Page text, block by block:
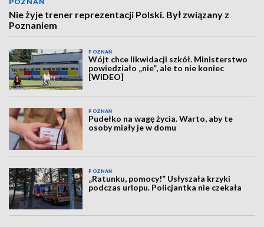
Nie żyje trener reprezentacji Polski. Był związany z
Poznaniem
POZNAŃ
Wójt chce likwidacji szkół. Ministerstwo
powiedziało „nie”, ale to nie koniec
[WIDEO]
POZNAŃ
Pudełko na wagę życia. Warto, aby te
osoby miały je w domu
POZNAŃ
„Ratunku, pomocy!” Usłyszała krzyki
podczas urlopu. Policjantka nie czekała